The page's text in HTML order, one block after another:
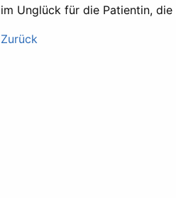
im Unglück für die Patientin,
Zurück